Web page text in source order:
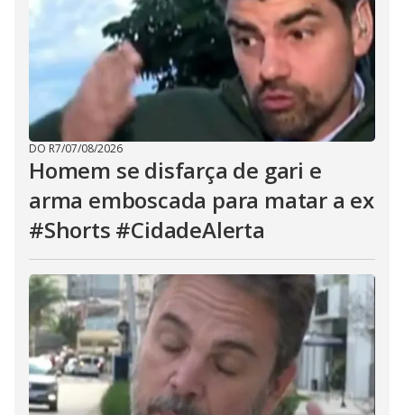
DO R7/07/08/2026
Homem se disfarça de gari e
arma emboscada para matar a ex
#Shorts #CidadeAlerta